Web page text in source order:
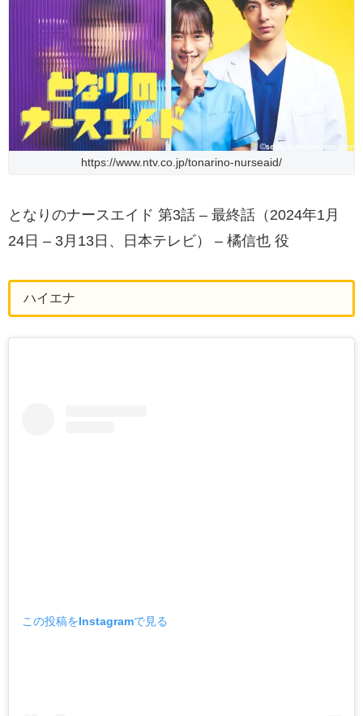
https://www.ntv.co.jp/tonarino-nurseaid/
となりのナースエイド 第3話 – 最終話（2024年1月
24日 – 3月13日、日本テレビ） – 橘信也 役
ハイエナ
この投稿をInstagramで見る